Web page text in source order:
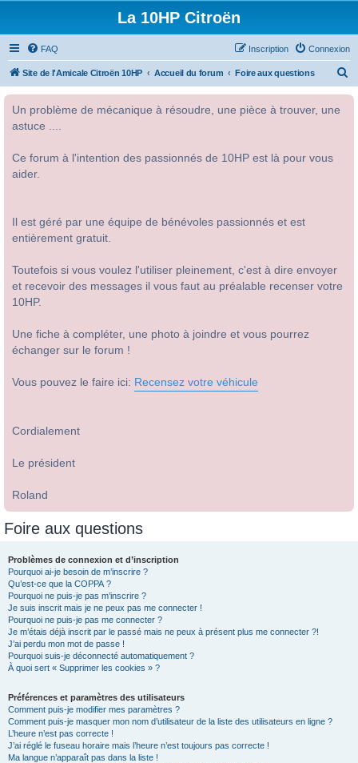
La 10HP Citroën
FAQ Connexion
Inscription
Site de l'Amicale Citroën 10HP Accueil du forum Foire aux questions
Un problème de mécanique à résoudre, une pièce à trouver, une
astuce ....
Ce forum à l'intention des passionnés de 10HP est là pour vous
aider.
Il est géré par une équipe de bénévoles passionnés et est
entièrement gratuit.
Toutefois si vous voulez l'utiliser pleinement, c'est à dire envoyer
et recevoir des messages il vous faut au préalable recenser votre
10HP.
Une fiche à compléter, une photo à joindre et vous pourrez
échanger sur le forum !
Vous pouvez le faire ici: Recensez votre véhicule
Cordialement
Le président
Roland
Foire aux questions
Problèmes de connexion et d’inscription
Pourquoi ai-je besoin de m’inscrire ?
Qu’est-ce que la COPPA ?
Pourquoi ne puis-je pas m’inscrire ?
Je suis inscrit mais je ne peux pas me connecter !
Pourquoi ne puis-je pas me connecter ?
Je m’étais déjà inscrit par le passé mais ne peux à présent plus me connecter ?!
J’ai perdu mon mot de passe !
Pourquoi suis-je déconnecté automatiquement ?
À quoi sert « Supprimer les cookies » ?
Préférences et paramètres des utilisateurs
Comment puis-je modifier mes paramètres ?
Comment puis-je masquer mon nom d’utilisateur de la liste des utilisateurs en ligne ?
L’heure n’est pas correcte !
J’ai réglé le fuseau horaire mais l’heure n’est toujours pas correcte !
Ma langue n’apparaît pas dans la liste !